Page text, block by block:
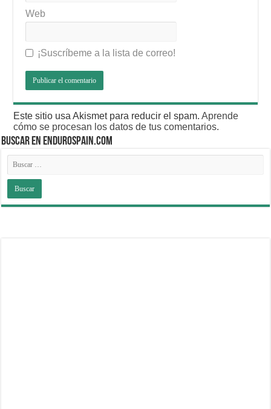
Web
¡Suscríbeme a la lista de correo!
Este sitio usa Akismet para reducir el spam.Aprende
cómo se procesan los datos de tus comentarios.
BUSCAR EN ENDUROSPAIN.COM